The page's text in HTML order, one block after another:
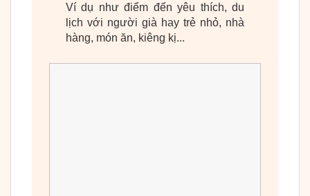
Ví dụ như điểm đến yêu thích, du
lịch với người già hay trẻ nhỏ, nhà
hàng, món ăn, kiêng kị...